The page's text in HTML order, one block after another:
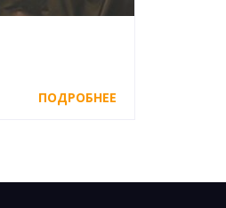
ПОДРОБНЕЕ